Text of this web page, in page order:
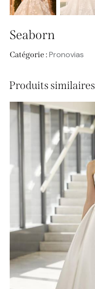
Seaborn
Catégorie : Pronovias
Produits similaires